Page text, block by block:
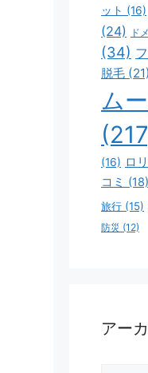
ット (16)
(24)
ド
(34)
脱毛 (21)
ム
(16) ロ
コミ (18)
旅行 (15)
防災 (12)
アー